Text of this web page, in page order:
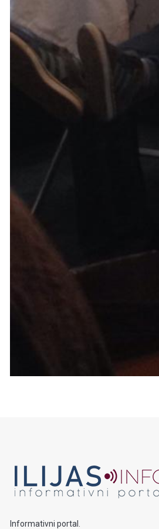
Informativni portal.